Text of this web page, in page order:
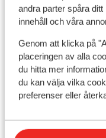
andra parter spåra
innehåll och våra
Genom att klicka på
placeringen av alla
du hitta mer
du kan välja vilka
preferenser eller